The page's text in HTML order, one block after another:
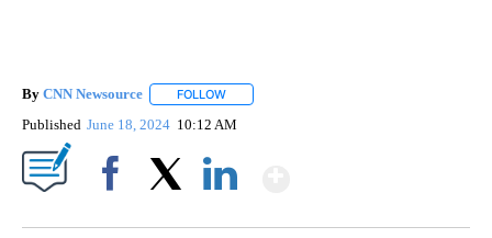
By CNN Newsource FOLLOW
Published June 18, 2024 10:12 AM